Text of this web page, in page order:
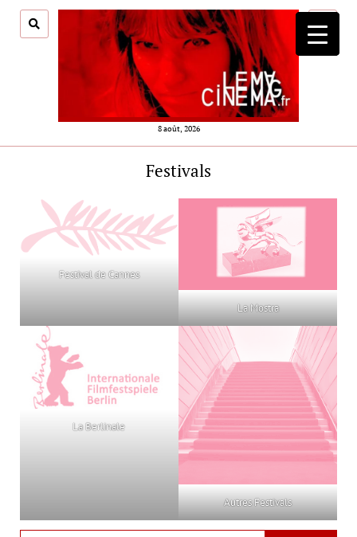
8 août, 2026
menu
Festivals
Festival de Cannes
La Mostra
La Berlinale
Autres Festivals